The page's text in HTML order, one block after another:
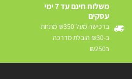
משלוח חינם עד 7 ימי
עסקים
ברכישה מעל ₪350 מתחת
ב-₪30 הובלת מדרכה
ב₪250